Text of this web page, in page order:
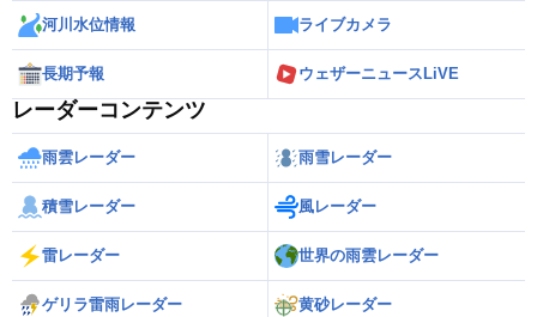
河川水位情報 ライブカメラ
長期予報 ウェザーニュースLiVE
レーダーコンテンツ
雨雲レーダー 雨雪レーダー
積雪レーダー 風レーダー
雷レーダー 世界の雨雲レーダー
ゲリラ雷雨レーダー 黄砂レーダー